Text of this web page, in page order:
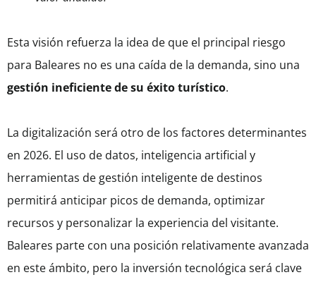
Esta visión refuerza la idea de que el principal riesgo
para Baleares no es una caída de la demanda, sino una
gestión ineficiente de su éxito turístico.
La digitalización será otro de los factores determinantes
en 2026. El uso de datos, inteligencia artificial y
herramientas de gestión inteligente de destinos
permitirá anticipar picos de demanda, optimizar
recursos y personalizar la experiencia del visitante.
Baleares parte con una posición relativamente avanzada
en este ámbito, pero la inversión tecnológica será clave